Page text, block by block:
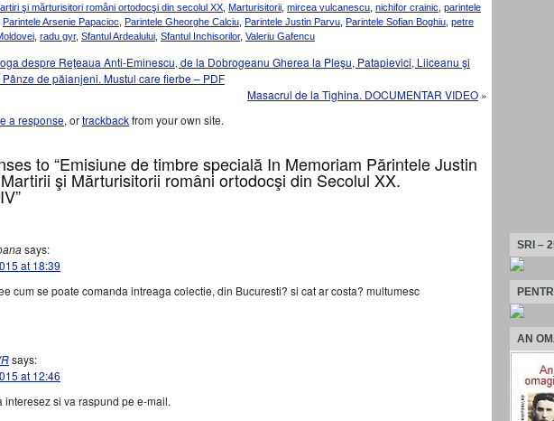
şi mărturisitori români ortodocşi din secolul XX Marturisitorii mircea vulcanescu nichifor crainic parintele
Parintele Arsenie Papacioc Parintele Gheorghe Calciu Parintele Justin Parvu Parintele Sofian Boghiu petre
radu gyr, Sfantul Ardealului Sfantul Inchisorilor, Valeriu Gafencu
despre Reţeaua Anti-Eminescu, de la Dobrogeanu Gherea la Pleşu, Patapievici, Liiceanu şi
de păianjeni. Mustul care fierbe – PDF
Masacrul de la Tighina. DOCUMENTAR VIDEO »
a response, ortrackbackfrom your own site.
to “Emisiune de timbre specială In Memoriam Părintele Justin
şi Mărturisitorii români ortodocşi din Secolul XX.
says:
at 18:39
cum se poate comanda intreaga colectie, din Bucuresti? si cat ar costa? multumesc
says:
at 12:46
interesez si va raspund pe e-mail.
SRI –
AN